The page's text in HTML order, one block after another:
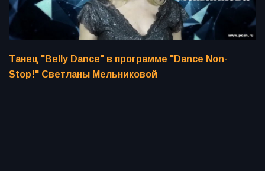
Танец "Belly Dance" в программе "Dance Non-
Stop!" Светланы Мельниковой